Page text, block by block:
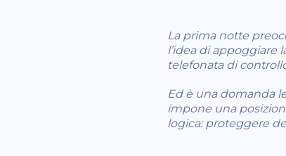
La prima notte
l’idea di appoggiare
telefonata di
Ed è una domanda
impone una
logica: proteggere